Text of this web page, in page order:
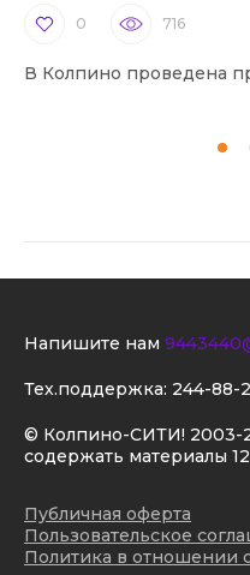
0 716
В Колпино проведена
© Колпино-СИТИ! 2003-
содержать материалы
Публичная оферта
Пользовательское
Политика в отношении
Напишите нам
Тех.поддержка: 244-88-